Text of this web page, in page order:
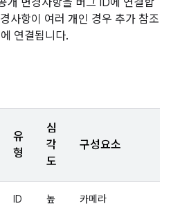
개 변경사항을 버그 ID에 연결합
사항이 여러 개인 경우 추가 참조
연결됩니다.
유
형
심
각
도
구성요소
ID
높
카메라